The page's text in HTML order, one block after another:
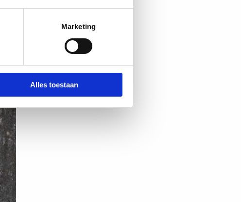
Marketing
Alles toestaan